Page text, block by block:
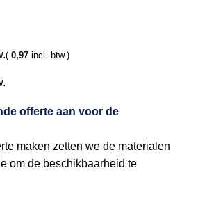
( 0,97 incl. btw.)
offerte aan voor de
maken zetten we de materialen
om de beschikbaarheid te